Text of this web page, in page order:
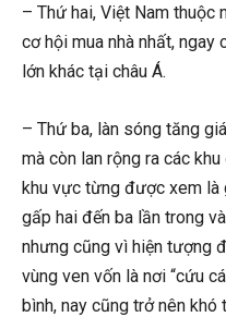
– Thứ hai, Việt Nam thuộc
cơ hội mua nhà nhất,
lớn khác tại châu Á.
– Thứ ba, làn sóng tăng
mà còn lan rộng ra các
khu vực từng được xem là
gấp hai đến ba lần trong
nhưng cũng vì hiện tượng
vùng ven vốn là nơi “cứu
bình, nay cũng trở nên khó